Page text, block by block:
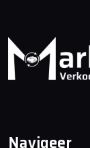
Navigeer